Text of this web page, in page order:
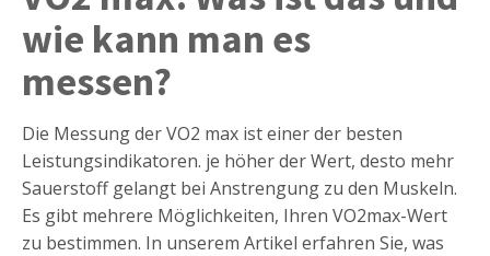
wie kann man es
messen?
Die Messung der VO2 max ist einer der besten
Leistungsindikatoren. je höher der Wert, desto mehr
Sauerstoff gelangt bei Anstrengung zu den Muskeln.
Es gibt mehrere Möglichkeiten, Ihren VO2max-Wert
zu bestimmen. In unserem Artikel erfahren Sie, was